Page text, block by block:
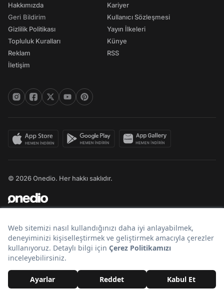
Hakkımızda
Geri Bildirim
Gizlilik Politikası
Topluluk Kuralları
Reklam
İletişim
Kariyer
Kullanıcı Sözleşmesi
Yayın İlkeleri
Künye
RSS
© 2026 Onedio. Her hakkı saklıdır.
Bir markasıdır.